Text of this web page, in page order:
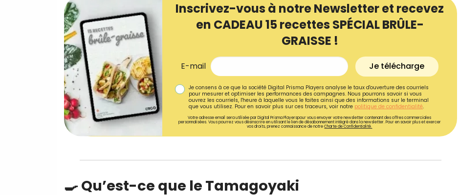
Inscrivez-vous à notre Newsletter et recevez
en CADEAU 15 recettes SPÉCIAL BRÛLE-
GRAISSE !
E-mail Je télécharge
Je consens à ce que la société Digital Prisma Players analyse le taux d'ouverture des courriels
pour mesurer et optimiser les performances des campagnes. Nous pourrons savoir si vous
ouvrez les courriels, l'heure à laquelle vous le faites ainsi que des informations sur le terminal
que vous utilisez. Pour en savoir plus sur ces traceurs, voir notre politique de confidentialité.
Votre adresse email sera utilisée par Digital Prisma Playerspour vous envoyer votre newsletter contenant des offres commerciales
personnalisées. Vous pourrez vous désinscrire en utilisant le lien de désabonnement intégré dans la newsletter. Pour en savoir plus et exercer
vos droits, prenez connaissance de notreCharte de Confidentialité.
🍳 Qu’est-ce que le Tamagoyaki
Recevez gratuitement 180